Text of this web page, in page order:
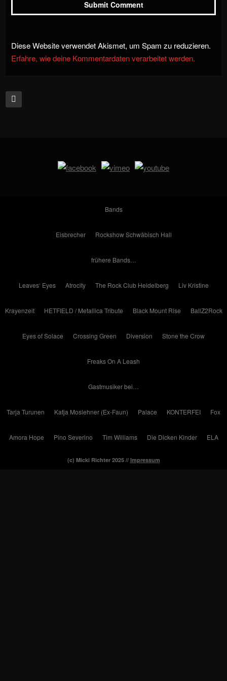
Diese Website verwendet Akismet, um Spam zu reduzieren.
Erfahre, wie deine Kommentardaten verarbeitet werden.
Bands
Eisbrecher Rockshow Schwäbisch Hall
frühere Bands…
Leaves‘ Eyes Atrocity The Rock Club Heidelberg Liv Kristine
Krayenzeit HETFIELD / Metallica Tribute Black Mount Rise BallZ2Rock
Eyes of Solace Crossing Green Diversion Stone the Crow
Freaks On A Leash
Gastmusiker bei…
Tarja Turunen Katja Moslehner (Ex-Faun) Palace KONTERFEI Fox
Amora Hope Pino Severino Tim Williams Die Dicken Kinder ELA
(c) Micki Richter 2025 // Impressum